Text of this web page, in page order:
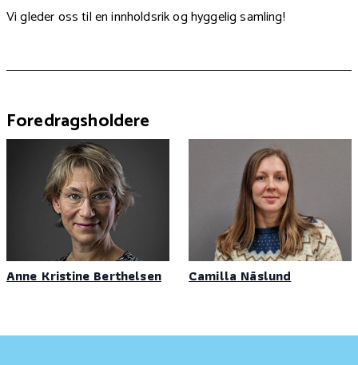
Vi gleder oss til en innholdsrik og hyggelig samling!
Foredragsholdere
Anne Kristine Berthelsen Camilla Näslund